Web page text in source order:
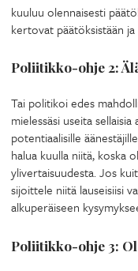
kuuluu olennaisesti
kertovat päätöksistään
Poliitikko-ohje 2:
Tai politikoi edes
mielessäsi useita
potentiaalisille
halua kuulla niitä, koska
ylivertaisuudesta. Jos
sijoittele niitä lauseisiisi
alkuperäiseen
Poliitikko-ohje 3: